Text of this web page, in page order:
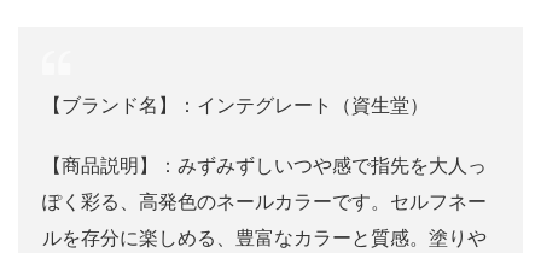
【ブランド名】：インテグレート（資生堂）
【商品説明】：みずみずしいつや感で指先を大人っ
ぽく彩る、高発色のネールカラーです。セルフネー
ルを存分に楽しめる、豊富なカラーと質感。塗りや